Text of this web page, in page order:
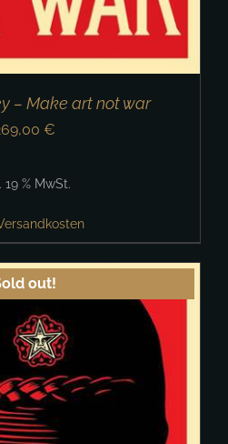
– Make art not war
€
19 % MwSt.
out!